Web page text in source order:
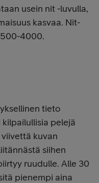
usein nit -luvulla,
kasvaa. Nit-
500-4000.
tieto
pelejä
kuvan
siihen
ruudulle. Alle 30
pienempi aina